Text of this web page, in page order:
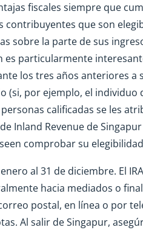
fiscales siempre que
contribuyentes que son
sobre la parte de sus
es particularmente
los tres años anteriores a
(si, por ejemplo, el individuo
calificadas se les
Inland Revenue de
comprobar su
al 31 de diciembre. El
hacia mediados o
postal, en línea o por
Al salir de Singapur,